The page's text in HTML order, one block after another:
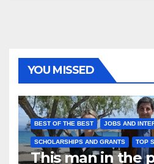
YOU MISSED
BEST OF THE BEST JOBS AND
SCHOLARSHIPS AND GRANTS TOP
This man in the